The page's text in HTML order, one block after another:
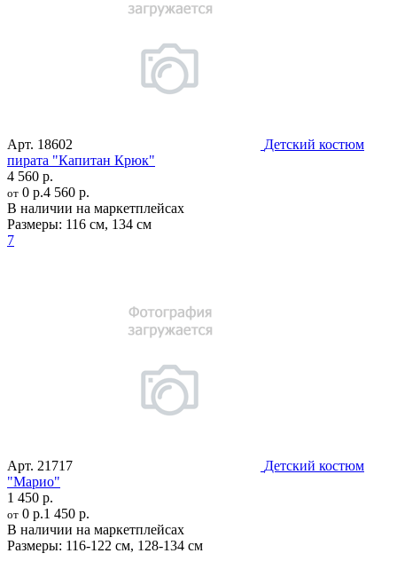
Арт. 18602
Детский костюм
пирата "Капитан Крюк"
4 560 р.
от 0 р.4 560 р.
В наличии на маркетплейсах
Размеры: 116 см, 134 см
7
Арт. 21717
Детский костюм
"Марио"
1 450 р.
от 0 р.1 450 р.
В наличии на маркетплейсах
Размеры: 116-122 см, 128-134 см